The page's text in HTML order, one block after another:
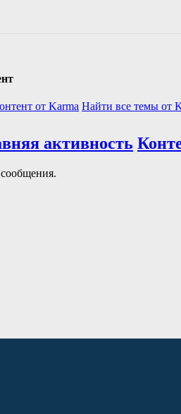
от Karma Найти все темы от
активность